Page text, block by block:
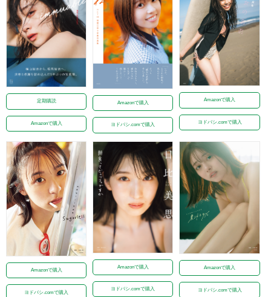
定期購読
Amazonで購入
Amazonで購入
ヨドバシ.comで購入
Amazonで購入
ヨドバシ.comで購入
Amazonで購入
ヨドバシ.comで購入
Amazonで購入
ヨドバシ.comで購入
Amazonで購入
ヨドバシ.comで購入